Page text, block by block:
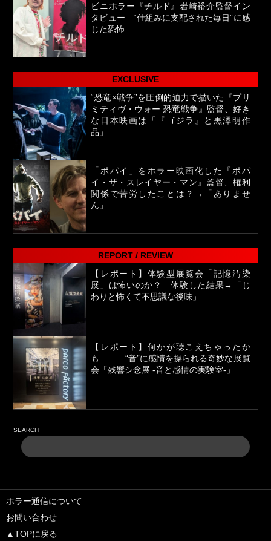
ビニホラー『チルド』岩崎裕介監督イン
タビュー “仕組みに支配された毎日”に感
じた恐怖
EXCLUSIVE
“恐竜×戦争”を圧倒的迫力で描いた『プリ
ミティヴ・ウォー 恐竜戦争』監督、好き
な日本映画は「『ゴジラ』と黒澤明作
品」
「ポパイ」をホラー映画化した『ポパ
イ・ザ・スレイヤー・マン』監督、権利
関係で苦労したことは？→「ありませ
ん」
REPORT / REVIEW
【レポート】体験型展覧会「記憶汚染
展」は怖いのか？ 体験した結果→「じ
わりと怖くて不思議な後味」
【レポート】何かが聴こえちゃったか
も…… “音”に感情を操られる奇妙な展覧
会「残響シ念展 -⾳と感情の実験室-」
SEARCH
ホラー通信について
お問い合わせ
▲TOPに戻る